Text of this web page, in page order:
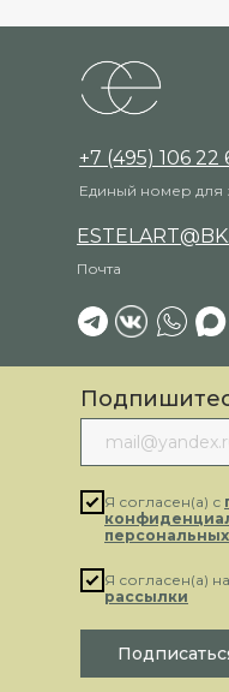
+7 (495) 106 22
Единый номер для
Почта
рассылку
Я согласен(а) с
Я согласен(а)
рассылки